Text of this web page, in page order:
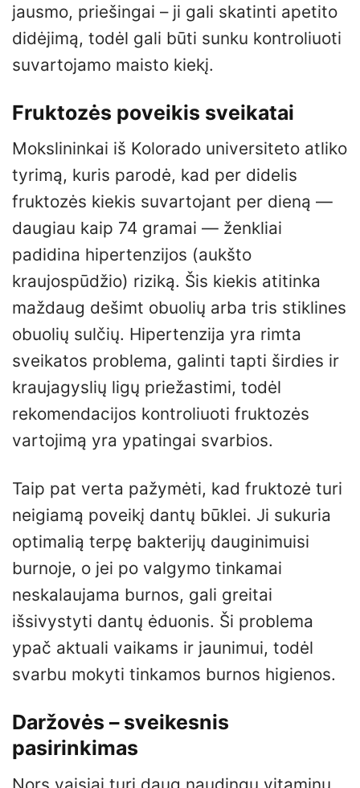
jausmo, priešingai – ji gali skatinti apetito
didėjimą, todėl gali būti sunku kontroliuoti
suvartojamo maisto kiekį.
Fruktozės poveikis sveikatai
Mokslininkai iš Kolorado universiteto atliko
tyrimą, kuris parodė, kad per didelis
fruktozės kiekis suvartojant per dieną —
daugiau kaip 74 gramai — ženkliai
padidina hipertenzijos (aukšto
kraujospūdžio) riziką. Šis kiekis atitinka
maždaug dešimt obuolių arba tris stiklines
obuolių sulčių. Hipertenzija yra rimta
sveikatos problema, galinti tapti širdies ir
kraujagyslių ligų priežastimi, todėl
rekomendacijos kontroliuoti fruktozės
vartojimą yra ypatingai svarbios.
Taip pat verta pažymėti, kad fruktozė turi
neigiamą poveikį dantų būklei. Ji sukuria
optimalią terpę bakterijų dauginimuisi
burnoje, o jei po valgymo tinkamai
neskalaujama burnos, gali greitai
išsivystyti dantų ėduonis. Ši problema
ypač aktuali vaikams ir jaunimui, todėl
svarbu mokyti tinkamos burnos higienos.
Daržovės – sveikesnis
pasirinkimas